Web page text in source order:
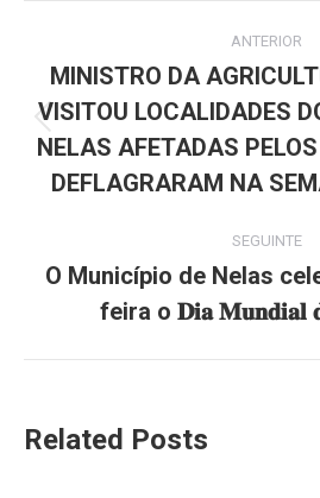
navigation
ANTERIOR
post:
MINISTRO DA
VISITOU LOCALIDADES
NELAS AFETADAS
DEFLAGRARAM NA
SEGUINTE
post:
O Município de Nelas
feira o 𝐃𝐢𝐚 𝐌𝐮𝐧𝐝𝐢𝐚𝐥
Related Posts